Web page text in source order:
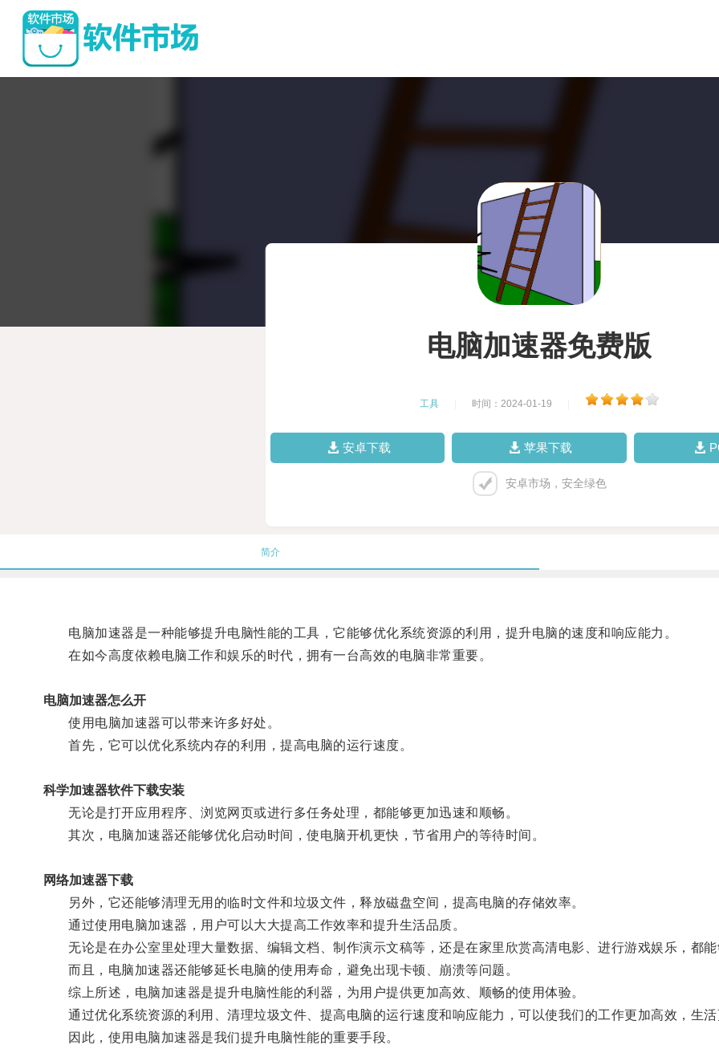
电脑加速器免费版
工具 时间：2024-01-19
安卓下载 苹果下载
安卓市场，安全绿色
简介
电脑加速器是一种能够提升电脑性能的工具，它能够优化系统资源的利用，提升电脑的速度和响应能力。
在如今高度依赖电脑工作和娱乐的时代，拥有一台高效的电脑非常重要。
电脑加速器怎么开
使用电脑加速器可以带来许多好处。
首先，它可以优化系统内存的利用，提高电脑的运行速度。
科学加速器软件下载安装
无论是打开应用程序、浏览网页或进行多任务处理，都能够更加迅速和顺畅。
其次，电脑加速器还能够优化启动时间，使电脑开机更快，节省用户的等待时间。
网络加速器下载
另外，它还能够清理无用的临时文件和垃圾文件，释放磁盘空间，提高电脑的存储效率。
通过使用电脑加速器，用户可以大大提高工作效率和提升生活品质。
无论是在办公室里处理大量数据、编辑文档、制作演示文稿等，还是在家里欣赏高清电影、进行游戏娱乐，都能
而且，电脑加速器还能够延长电脑的使用寿命，避免出现卡顿、崩溃等问题。
综上所述，电脑加速器是提升电脑性能的利器，为用户提供更加高效、顺畅的使用体验。
通过优化系统资源的利用、清理垃圾文件、提高电脑的运行速度和响应能力，可以使我们的工作更加高效，生活
因此，使用电脑加速器是我们提升电脑性能的重要手段。